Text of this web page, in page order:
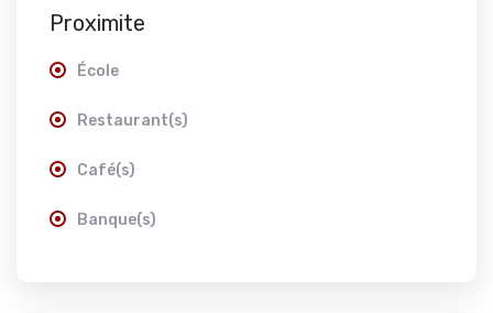
Proximite
École
Restaurant(s)
Café(s)
Banque(s)